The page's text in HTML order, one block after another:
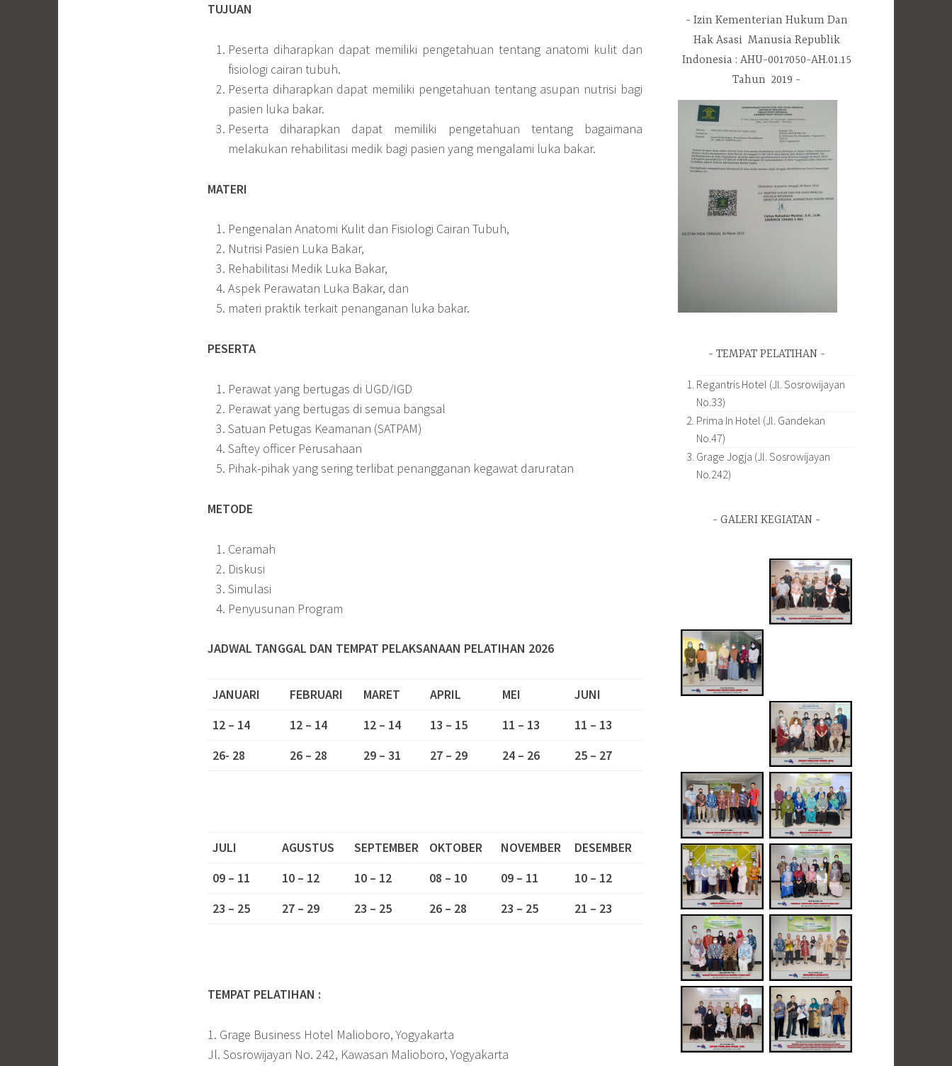
TUJUAN
Peserta diharapkan dapat memiliki pengetahuan tentang anatomi kulit dan
fisiologi cairan tubuh.
Peserta diharapkan dapat memiliki pengetahuan tentang asupan nutrisi bagi
pasien luka bakar.
Peserta diharapkan dapat memiliki pengetahuan tentang bagaimana
melakukan rehabilitasi medik bagi pasien yang mengalami luka bakar.
MATERI
Pengenalan Anatomi Kulit dan Fisiologi Cairan Tubuh,
Nutrisi Pasien Luka Bakar,
Rehabilitasi Medik Luka Bakar,
Aspek Perawatan Luka Bakar, dan
materi praktik terkait penanganan luka bakar.
PESERTA
Perawat yang bertugas di UGD/IGD
Perawat yang bertugas di semua bangsal
Satuan Petugas Keamanan (SATPAM)
Saftey officer Perusahaan
Pihak-pihak yang sering terlibat penangganan kegawat daruratan
METODE
Ceramah
Diskusi
Simulasi
Penyusunan Program
JADWAL TANGGAL DAN TEMPAT PELAKSANAAN PELATIHAN 2026
JANUARI FEBRUARI MARET APRIL MEI
JUNI
12 – 14
12 – 14 12 – 14 13 – 15 11 – 13
11 – 13
26- 28
26 – 28 29 – 31 27 – 29 24 – 26 25 – 27
JULI AGUSTUS SEPTEMBER OKTOBER NOVEMBER
DESEMBER
09 – 11
10 – 12 10 – 12 08 – 10 09 – 11
10 – 12
23 – 25
27 – 29 23 – 25 26 – 28 23 – 25 21 – 23
TEMPAT PELATIHAN :
1. Grage Business Hotel Malioboro, Yogyakarta
Jl. Sosrowijayan No. 242, Kawasan Malioboro, Yogyakarta
Izin Kementerian Hukum Dan
Hak Asasi Manusia Republik
Indonesia : AHU-0017050-AH.01.15
Tahun 2019
TEMPAT PELATIHAN
Regantris Hotel (Jl. Sosrowijayan
No.33)
Prima In Hotel (Jl. Gandekan
No.47)
Grage Jogja (Jl. Sosrowijayan
No.242)
GALERI KEGIATAN